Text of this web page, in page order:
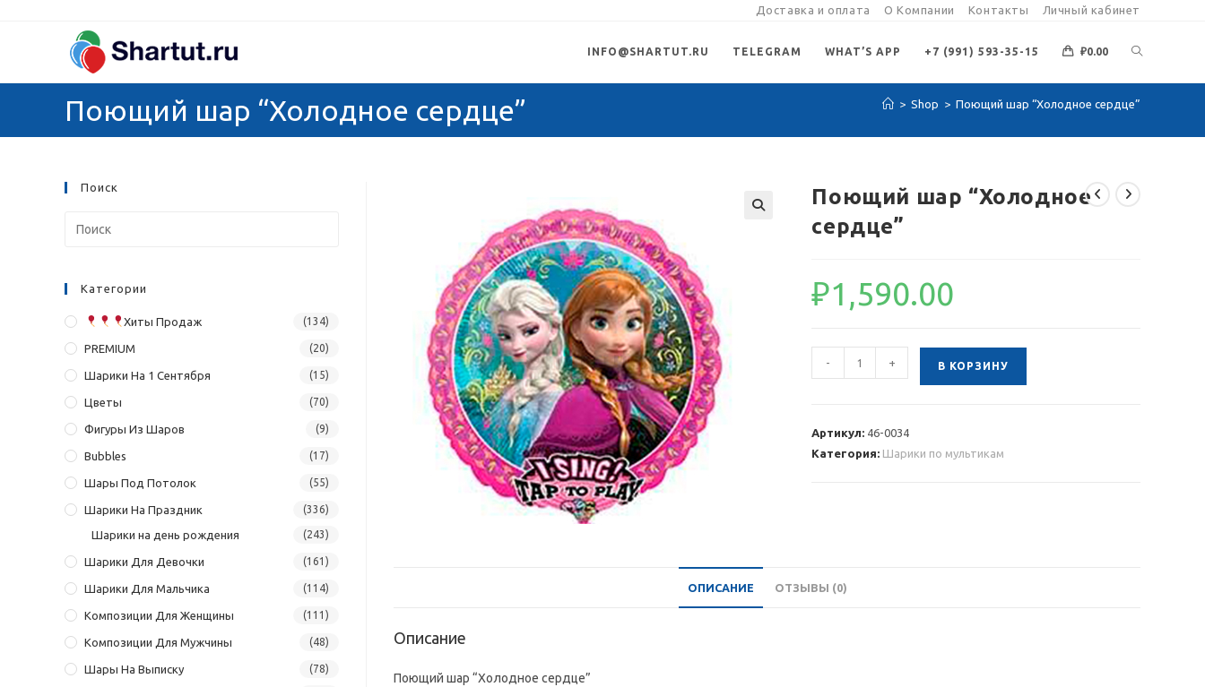
содержимому
Доставка и оплата О Компании Контакты Личный кабинет
INFO@SHARTUT.RU TELEGRAM WHAT’S APP +7 (991) 593-35-15 ₽0.00
ПОИСК
Поющий шар “Холодное сердце” > Shop > Поющий шар “Холодное сердце”
Поющий шар “Холодное
сердце”
₽1,590.00
Количество
товара
- + В КОРЗИНУ
Артикул: 46-0034
Категория: Шарики по мультикам
ОПИСАНИЕ ОТЗЫВЫ (0)
Описание
Поющий шар “Холодное сердце”
Поиск
Категории
Хиты Продаж (134)
PREMIUM (20)
Шарики На 1 Сентября (15)
Цветы (70)
Фигуры Из Шаров (9)
Bubbles (17)
Шары Под Потолок (55)
Шарики На Праздник (336)
Шарики на день рождения (243)
Шарики Для Девочки (161)
Шарики Для Мальчика (114)
Композиции Для Женщины (111)
Композиции Для Мужчины (48)
Шары На Выписку (78)